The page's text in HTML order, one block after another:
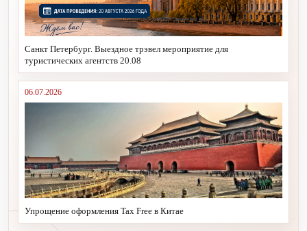
Санкт Петербург. Выездное трэвел мероприятие для
туристических агентств 20.08
06.07.2026
Упрощение оформления Tax Free в Китае